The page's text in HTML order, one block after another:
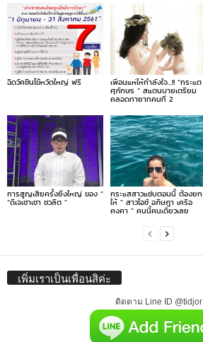
ฉีดวัคซีนไข้หวัดใหญ่ ฟรี เพื่อนแห่ให้กำลังใจ…!! “กระแต
ศุภักษร ” สแตนบายเตรียม
คลอดทายาทคนที่ 2
การสูญเสียครั้งยิ่งใหญ่ ของ ”
“ดีเจเชาเชา ชวลิต ”
กระแสสาวแซ่บตอนนี้ ต้องยก
ให้ ” สาวไอซ์ อภิษฎา เครือ
คงคา ” คนนี้คนเดียวเลย
เพิ่มเราเป็นเพื่อนสิค่ะ
ติดตาม Line ID @tidjor